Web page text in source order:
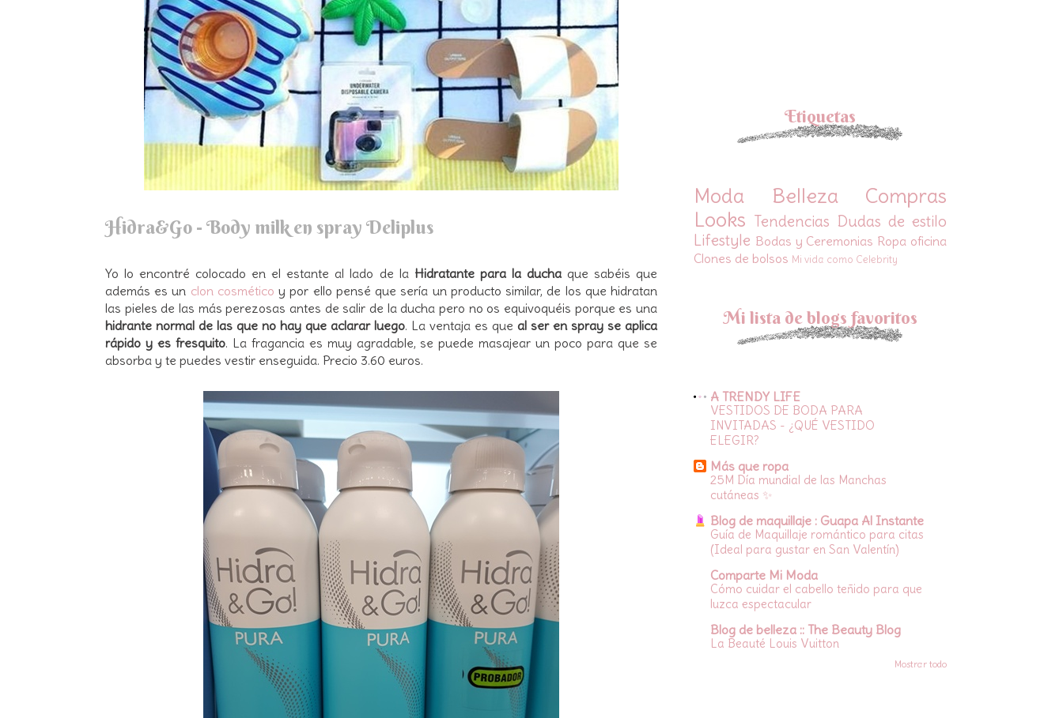
Hidra&Go - Body milk en spray Deliplus
Yo lo encontré colocado en el estante al lado de la Hidratante para la duchaque sabéis que
además es un clon cosmético y por ello pensé que sería un producto similar, de los que hidratan
las pieles de las más perezosas antes de salir de la ducha pero no os equivoquéis porque es una
hidrante normal de las que no hay que aclarar luego. La ventaja es que al ser en spray se aplica
rápido y es fresquito. La fragancia es muy agradable, se puede masajear un poco para que se
absorba y te puedes vestir enseguida. Precio 3.60 euros.
Etiquetas
Moda Belleza
Compras
Looks Tendencias Dudas de estilo
Lifestyle Bodas y Ceremonias Ropa oficina
Clones de bolsos Mi vida como Celebrity
Mi lista de blogs favoritos
A TRENDY LIFE
VESTIDOS DE BODA PARA
INVITADAS - ¿QUÉ VESTIDO
ELEGIR?
Más que ropa
25M Día mundial de las Manchas
cutáneas ✨
Blog de maquillaje : Guapa Al Instante
Guía de Maquillaje romántico para citas
(Ideal para gustar en San Valentín)
Comparte Mi Moda
Cómo cuidar el cabello teñido para que
luzca espectacular
Blog de belleza :: The Beauty Blog
La Beauté Louis Vuitton
Mostrar todo